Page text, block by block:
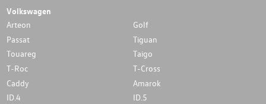
Volkswagen
Arteon
Golf
Passat
Tiguan
Touareg
Taigo
T-Roc
T-Cross
Caddy
Amarok
ID.4
ID.5